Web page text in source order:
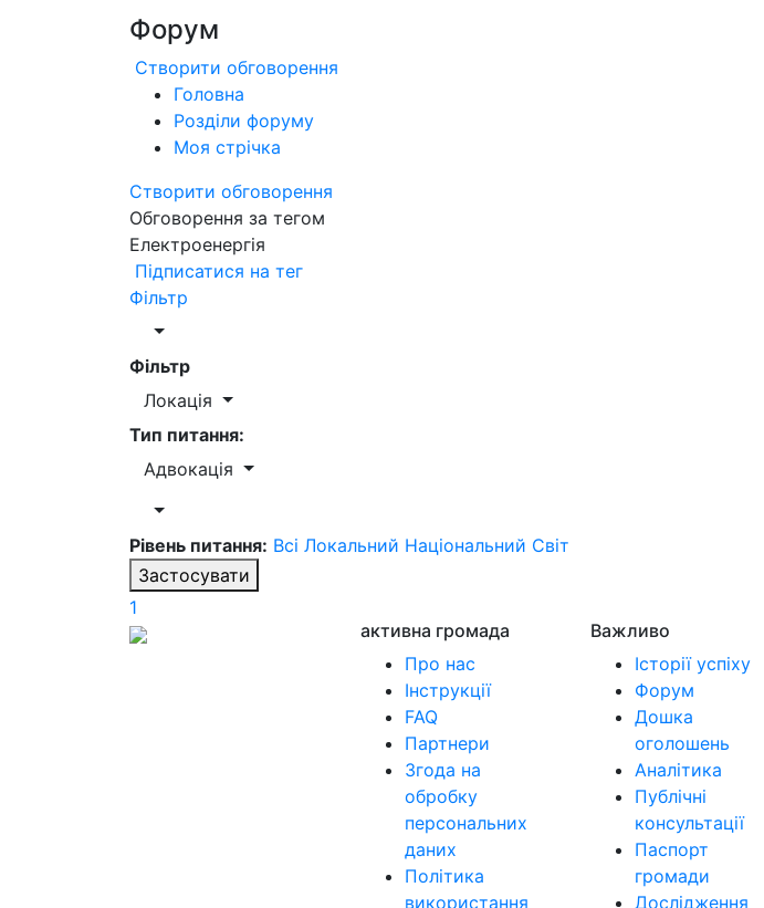
Форум
Створити обговорення
Головна
Розділи форуму
Моя стрічка
Створити обговорення
Обговорення за тегом
Електроенергія
Підписатися на тег
Фільтр
Фільтр
Локація
Тип питання:
Адвокація
Рівень питання: Всі Локальний Національний Світ
Застосувати
1
активна громада
Про нас
Інструкції
FAQ
Партнери
Згода на
обробку
персональних
даних
Політика
використання
Важливо
Історії успіху
Форум
Дошка
оголошень
Аналітика
Публічні
консультації
Паспорт
громади
Дослідження